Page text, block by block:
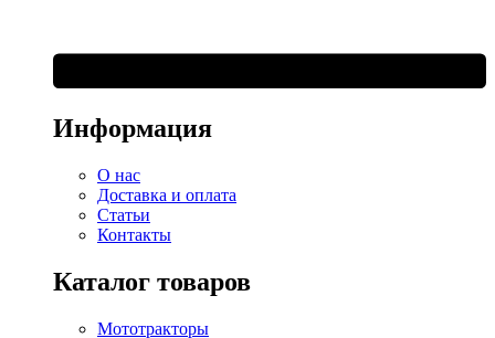
Информация
О нас
Доставка и оплата
Статьи
Контакты
Каталог товаров
Мототракторы